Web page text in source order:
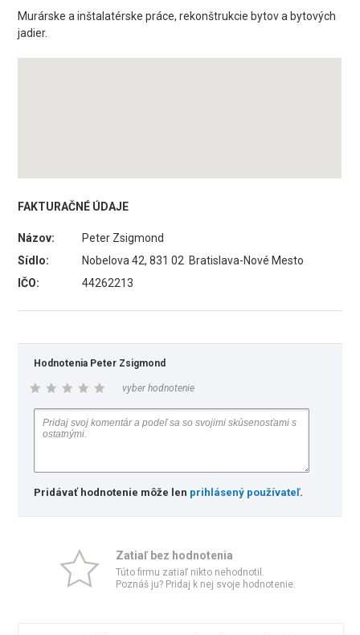
Murárske a inštalatérske práce, rekonštrukcie bytov a bytových
jadier.
FAKTURAČNÉ ÚDAJE
Názov:
Peter Zsigmond
Sídlo:
Nobelova 42, 831 02 Bratislava-Nové Mesto
IČO:
44262213
Hodnotenia Peter Zsigmond
vyber hodnotenie
Pridávať hodnotenie môže len prihlásený používateľ.
Zatiaľ bez hodnotenia
Túto firmu zatiaľ nikto nehodnotil.
Poznáš ju? Pridaj k nej svoje hodnotenie.